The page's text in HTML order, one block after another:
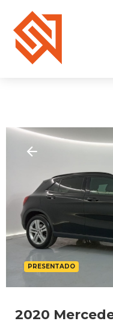
PRESENTADO
2020